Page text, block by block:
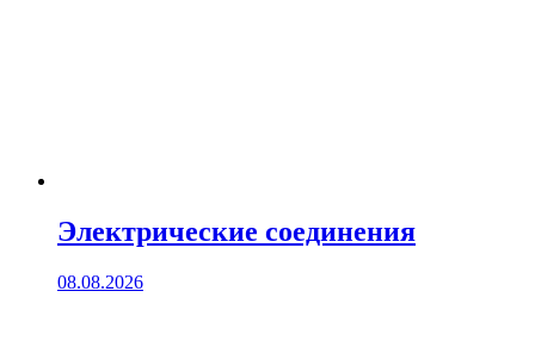
Электрические соединения
08.08.2026